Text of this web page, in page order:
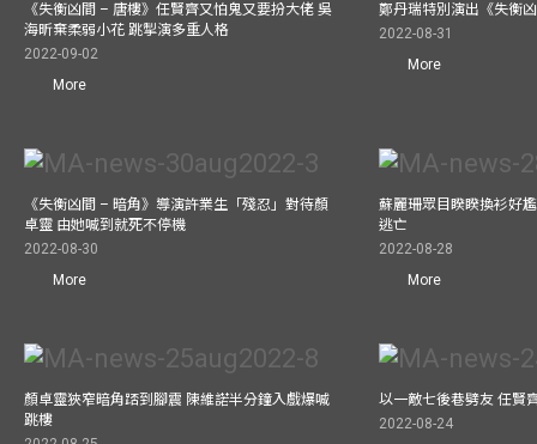
《失衡凶間 – 唐樓》任賢齊又怕鬼又要扮大佬 吳
海昕棄柔弱小花 跳掣演多重人格
2022-09-02
More
鄭丹瑞特別演出《失衡
2022-08-31
More
《失衡凶間 – 暗角》導演許業生「殘忍」對待顏
卓靈 由她喊到就死不停機
2022-08-30
More
蘇麗珊眾目睽睽換衫好
逃亡
2022-08-28
More
顏卓靈狹窄暗角踎到腳震 陳維諾半分鐘入戲爆喊
跳樓
以一敵七後巷劈友 任賢
2022-08-24